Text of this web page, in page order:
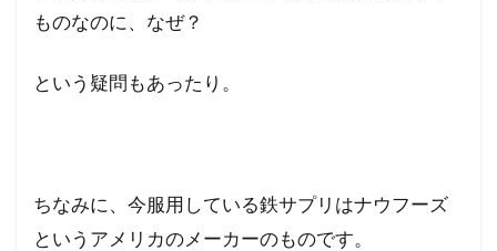
ものなのに、なぜ？
という疑問もあったり。
ちなみに、今服用している鉄サプリはナウフーズ
というアメリカのメーカーのものです。